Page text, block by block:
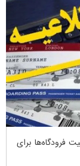
فرودگاه‌ها برای